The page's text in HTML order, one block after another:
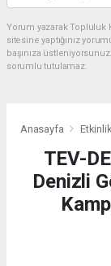
Yorum yazarak Topluluk
sitesine yaptığınız
başınıza
sorumlu tutulamaz.
Anasayfa
TEV-
Denizli